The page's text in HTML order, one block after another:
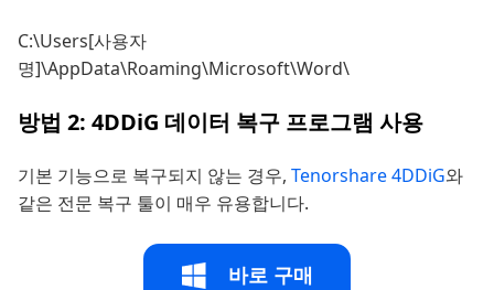
C:\Users[사용자
명]\AppData\Roaming\Microsoft\Word\
방법 2: 4DDiG 데이터 복구 프로그램 사용
기본 기능으로 복구되지 않는 경우, Tenorshare 4DDiG와
같은 전문 복구 툴이 매우 유용합니다.
바로 구매